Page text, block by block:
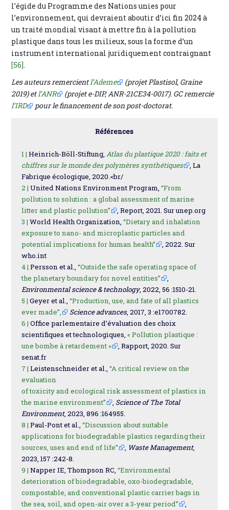
l’égide du Programme des Nations unies pour
l’environnement, qui devraient aboutir d’ici fin 2024 à
un traité mondial visant à mettre fin à la pollution
plastique dans tous les milieux, sous la forme d’un
instrument international juridiquement contraignant
[56].
Les auteurs remercientl’Ademe
(projet Plastisol, Graine
2019) etl’ANR
(projet e-DIP, ANR-21CE34-0017). GC remercie
l’IRD
pour le financement de son post-doctorat.
Références
1 | Heinrich-Böll-Stiftung,Atlas du plastique 2020 : faits et
chiffres sur le monde des polymères synthétiques
, La
Fabrique écologique, 2020.<br/
2 | United Nations Environment Program,“From
pollution to solution : a global assessment of marine
litter and plastic pollution”
, Report, 2021. Sur unep.org
3 | World Health Organization,“Dietary and inhalation
exposure to nano- and microplastic particles and
potential implications for human health”
, 2022. Sur
who.int
4 | Persson et al.,“Outside the safe operating space of
the planetary boundary for novel entities”
,
Environmental science & technology, 2022, 56 :1510-21.
5 | Geyer et al.,“Production, use, and fate of all plastics
ever made”,
Science advances, 2017, 3 :e1700782.
6 | Office parlementaire d’évaluation des choix
scientifiques et technologiques,« Pollution plastique :
une bombe à retardement »
, Rapport, 2020. Sur
senat.fr
7 | Leistenschneider et al.,“A critical review on the
evaluation
of toxicity and ecological risk assessment of plastics in
the marine environment”
, Science of The Total
Environment, 2023, 896 :164955.
8 | Paul-Pont et al.,“Discussion about suitable
applications for biodegradable plastics regarding their
sources, uses and end of life”
, Waste Management,
2023, 157 :242-8.
9 | Napper IE, Thompson RC,“Environmental
deterioration of biodegradable, oxo-biodegradable,
compostable, and conventional plastic carrier bags in
the sea, soil, and open-air over a 3-year period”
,